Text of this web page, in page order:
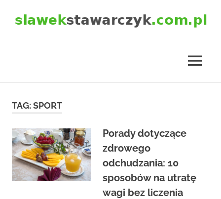
MENU
TAG:SPORT
Porady dotyczące
zdrowego
odchudzania: 10
sposobów na utratę
wagi bez liczenia